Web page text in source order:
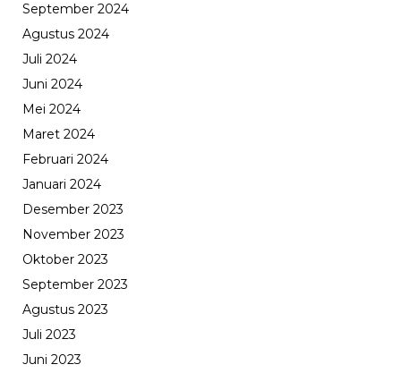
September 2024
Agustus 2024
Juli 2024
Juni 2024
Mei 2024
Maret 2024
Februari 2024
Januari 2024
Desember 2023
November 2023
Oktober 2023
September 2023
Agustus 2023
Juli 2023
Juni 2023